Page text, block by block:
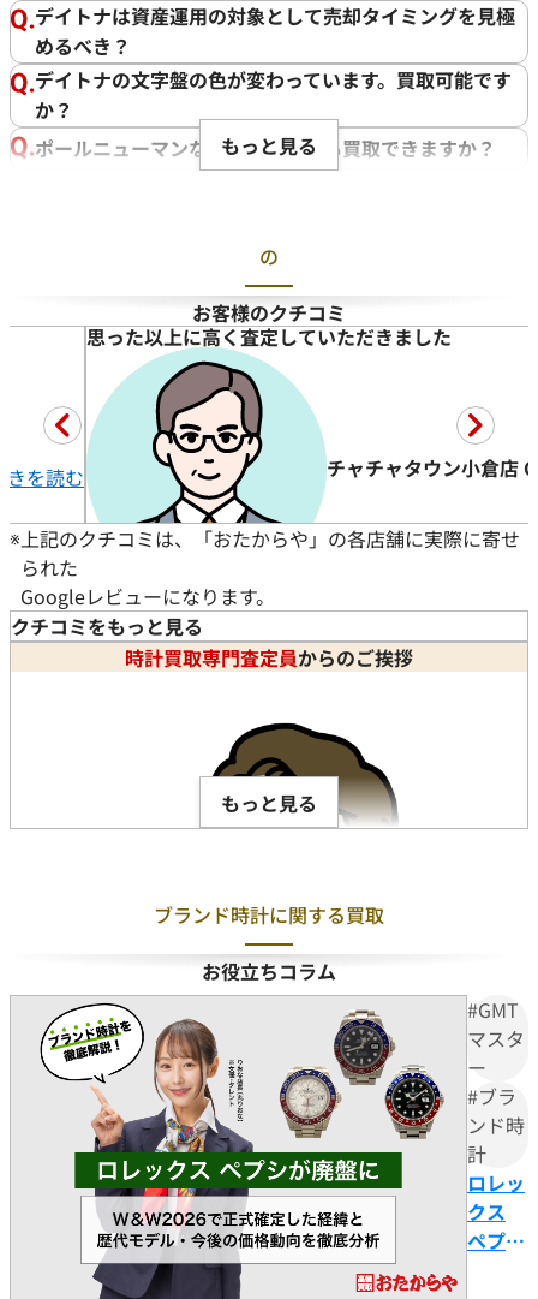
デイトナは資産運用の対象として売却タイミングを見極
めるべき？
デイトナの文字盤の色が変わっています。買取可能です
か？
ポールニューマンなど古いものでも買取できますか？
ブランド時計の売り時はいつですか？
身分証明書はなぜ必要？
ブランド時計はどれくらい高く売れるんですか？
ベルトがボロボロな時計でも買取可能？
かなり古い時計でも買取してもらえますか？
ガラス面が割れた時計でも買い取ってもらえる？
動いてはいるが、かなり年数のたった時計でも大丈夫？
付属品がなくても買取可能？
動かなくなった時計でも買い取ってもらえる？
もっと見る
の
お客様のクチコミ
倉店 C様
他店舗より高額で引き取って頂きました
福岡パルコ店 H様
時計 ご売却
★★★★★5
腕時計を査定して頂きました。
店長さんの対続きを読む
高額で買
#時計
動かなく
※上記のクチコミは、「おたからや」の各店舗に実際に寄せ
られた
Googleレビューになります。
クチコミをもっと見る
時計買取専門査定員からのご挨拶
この度は「おたからや」で時計の買取をご利用いただき、
誠にありがとうございました。お客様の大切な時計にご満
足いただける価格をご提示できましたこと、大変嬉しく思
もっと見る
ブランド時計に関する買取
お役立ちコラム
#GMT
マスタ
ー
#ブラ
ンド時
計
ロレッ
クス
ペプシ